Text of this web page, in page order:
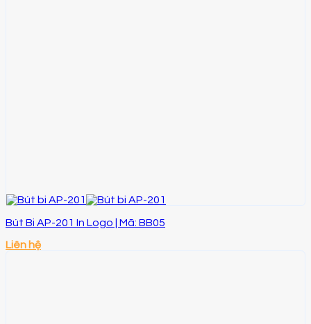
Bút Bi AP-201 In Logo | Mã: BB05
Liên hệ